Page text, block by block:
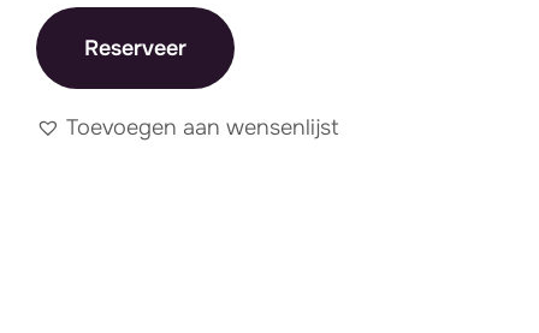
Reserveer
Toevoegen aan wensenlijst